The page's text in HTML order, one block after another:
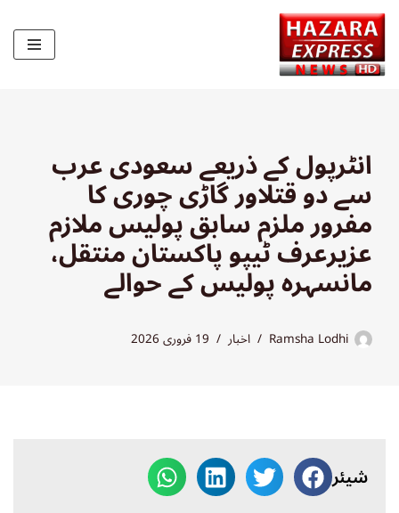
Skip
to
انٹرپول کے ذریعے سعودی عرب
سے دو قتلاور گاڑی چوری کا
مفرور ملزم سابق پولیس ملازم
عزیرعرف ٹیپو پاکستان منتقل،
مانسہرہ پولیس کے حوالے
Ramsha Lodhi اخبار 19 فروری 2026
شیئر